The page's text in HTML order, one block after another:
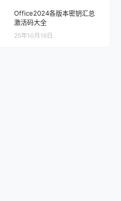
Office2024各版本密钥汇总
激活码大全
25年10月16日